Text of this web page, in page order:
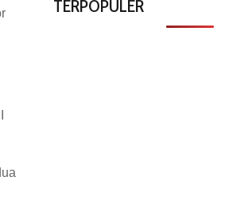
TERPOPULER